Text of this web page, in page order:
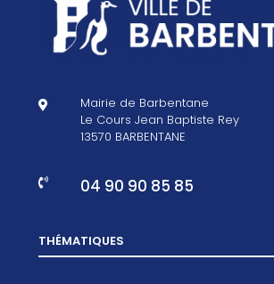

Mairie de Barbentane
Le Cours Jean Baptiste Rey
13570 BARBENTANE
 04 90 90 85 85
THÉMATIQUES